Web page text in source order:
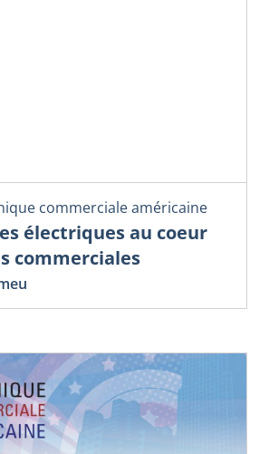
commerciale américaine
électriques au coeur
commerciales